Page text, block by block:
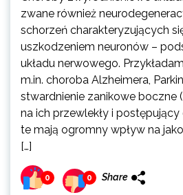
zwane również
schorzeń charakteryzujących
uszkodzeniem neuronów –
układu nerwowego.
m.in. choroba Alzheimera,
stwardnienie zanikowe boczne
na ich przewlekły i
te mają ogromny wpływ na
[…]
0 0 Share